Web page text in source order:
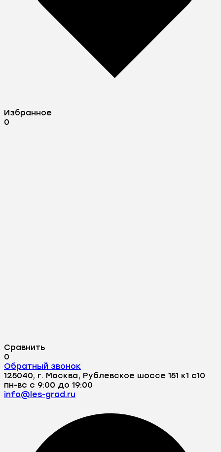
Избранное
0
Сравнить
0
Обратный звонок
125040, г. Москва, Рублевское шоссе 151 к1 с10
пн-вс с 9:00 до 19:00
info@les-grad.ru